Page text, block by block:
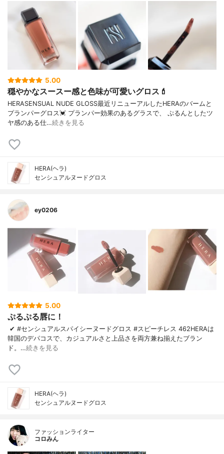
5.00
穏やかなスースー感と色味が可愛いグロス💄
HERASENSUAL NUDE GLOSS最近リニューアルしたHERAのバームと
プランパーグロス💓 プランパー効果のあるグラスで、 ぷるんとしたツ
ヤ感のある仕…続きを見る
HERA(ヘラ)
センシュアルヌードグロス
ey0206
5.00
ぷるぷる唇に！
✔︎ #センシュアルスパイシーヌードグロス #スピーチレス 462 HERAは
韓国のデパコスで、カジュアルさと上品さを両方兼ね揃えたブラン
ド。 …続きを見る
HERA(ヘラ)
センシュアルヌードグロス
ファッションライター
コロみん